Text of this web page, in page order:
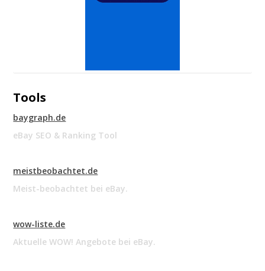
Tools
baygraph.de
eBay SEO & Ranking Tool
meistbeobachtet.de
Meist-beobachtet bei eBay.
wow-liste.de
Aktuelle WOW! Angebote bei eBay.